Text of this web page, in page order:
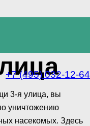
+7 (495) 032-12-64
3-я улица, вы
уничтожению
насекомых. Здесь